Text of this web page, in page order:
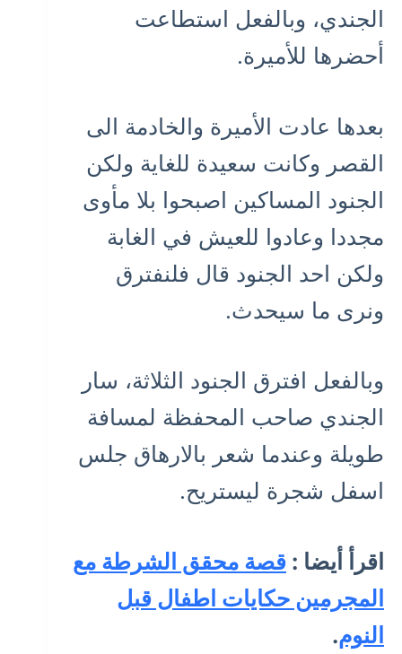
الجندي، وبالفعل استطاعت
أحضرها للأميرة.
بعدها عادت الأميرة والخادمة الى
القصر وكانت سعيدة للغاية ولكن
الجنود المساكين اصبحوا بلا مأوى
مجددا وعادوا للعيش في الغابة
ولكن احد الجنود قال فلنفترق
ونرى ما سيحدث.
وبالفعل افترق الجنود الثلاثة، سار
الجندي صاحب المحفظة لمسافة
طويلة وعندما شعر بالارهاق جلس
اسفل شجرة ليستريح.
اقرأ أيضا : قصة محقق الشرطة مع
المجرمين حكايات اطفال قبل
النوم.